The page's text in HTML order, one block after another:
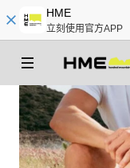
HME
立刻使用官方APP